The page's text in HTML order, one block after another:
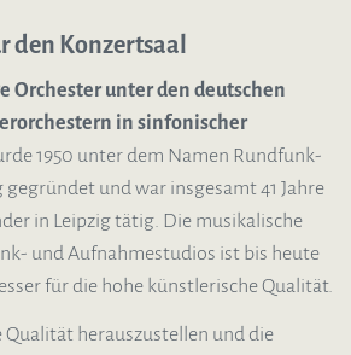
den Konzertsaal
Orchester unter den deutschen
in sinfonischer
1950 unter dem Namen Rundfunk-
gegründet und war insgesamt 41 Jahre
in Leipzig tätig. Die musikalische
und Aufnahmestudios ist bis heute
für die hohe künstlerische Qualität.
Qualität herauszustellen und die